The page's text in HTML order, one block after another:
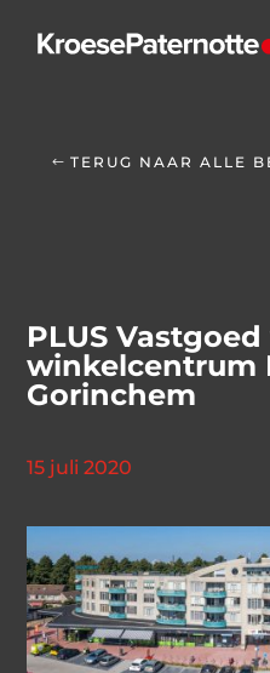
TERUG NAAR ALLE
PLUS
winkelcentrum
Gorinchem
15 juli 2020